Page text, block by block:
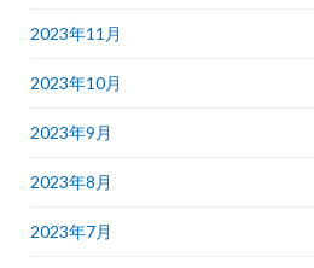
2023年11月
2023年10月
2023年9月
2023年8月
2023年7月